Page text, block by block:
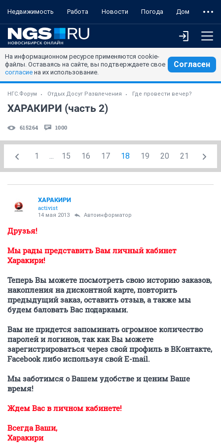
Недвижимость Работа Новости Погода Дом
На информационном ресурсе применяются cookie-
файлы. Оставаясь на сайте, вы подтверждаете свое
согласие на их использование.
Согласен
НГС.Форум Отдых Досуг Развлечения Где провести вечер?
ХАРАКИРИ (часть 2)
615264 1000
1 ... 15 16 17 18 19 20 21
ХАРАКИРИ
activist
14 мая 2013 Автоинформатор
Друзья!
Мы рады представить Вам личный кабинет
Харакири!
Теперь Вы можете посмотреть свою историю заказов,
накопления на дисконтной карте, повторить
предыдущий заказ, оставить отзыв, а также мы
будем баловать Вас подарками.
Вам не придется запоминать огромное количество
паролей и логинов, так как Вы можете
зарегистрироваться через свой профиль в ВКонтакте,
Facebook либо используя свой E-mail.
Мы заботимся о Вашем удобстве и ценим Ваше
время!
Ждем Вас в личном кабинете!
Всегда Ваши,
Харакири